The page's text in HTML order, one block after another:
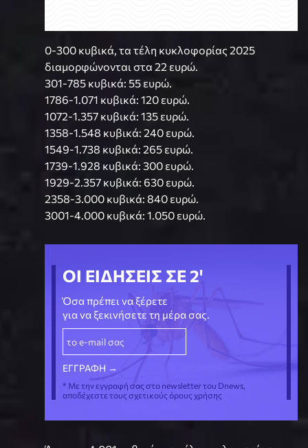
0-300 κυβικά, τα τέλη κυκλοφορίας 2025
διαμορφώνονται στα 22 ευρώ.
301-785 κυβικά: 55 ευρώ.
1786-1.071 κυβικά: 120 ευρώ.
1072-1.357 κυβικά: 135 ευρώ.
1358-1.548 κυβικά: 240 ευρώ.
1549-1.738 κυβικά: 265 ευρώ.
1739-1.928 κυβικά: 300 ευρώ.
1929-2.357 κυβικά: 630 ευρώ.
2358-3.000 κυβικά: 840 ευρώ.
3001-4.000 κυβικά: 1.050 ευρώ.
ΟΙ ΕΙΔΗΣΕΙΣ ΣΕ 2'
Όσα πρέπει να ξέρετε
για να ξεκινήσετε τη μέρα σας.
* Με την εγγραφή σας στο newsletter του Dnews,
αποδέχεστε τους σχετικούς όρους χρήσης